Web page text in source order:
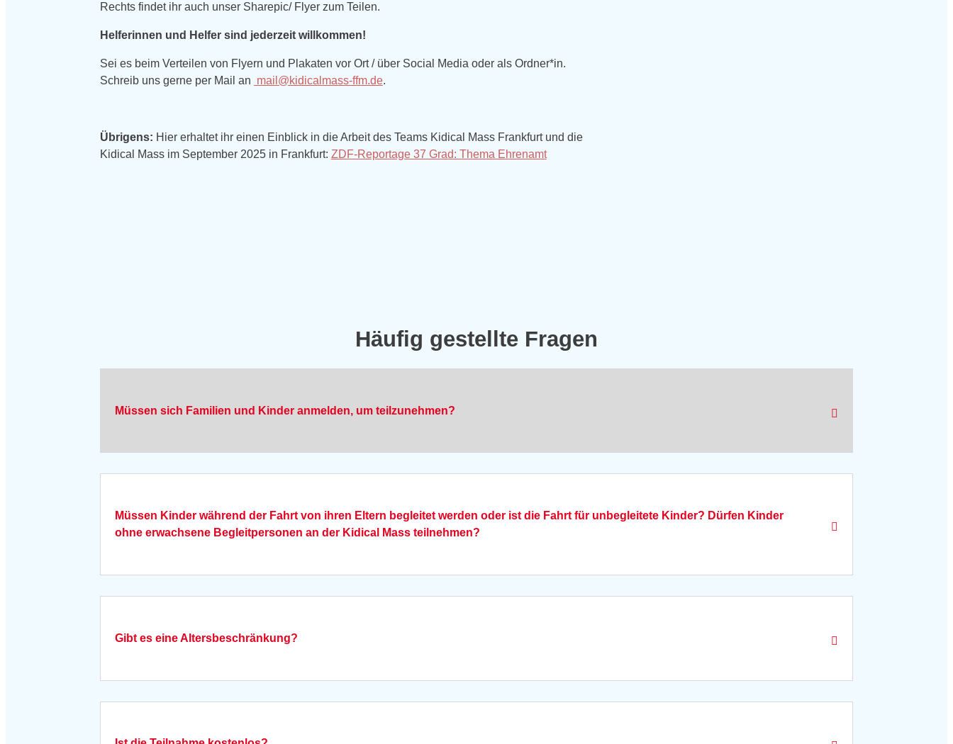
Rechts findet ihr auch unser Sharepic/ Flyer zum Teilen.
Helferinnen und Helfer sind jederzeit willkommen!
Sei es beim Verteilen von Flyern und Plakaten vor Ort / über Social Media oder als Ordner*in.
Schreib uns gerne per Mail an mail@kidicalmass-ffm.de.
Übrigens: Hier erhaltet ihr einen Einblick in die Arbeit des Teams Kidical Mass Frankfurt und die
Kidical Mass im September 2025 in Frankfurt: ZDF-Reportage 37 Grad: Thema Ehrenamt
Häufig gestellte Fragen
Müssen sich Familien und Kinder anmelden, um teilzunehmen?
Müssen Kinder während der Fahrt von ihren Eltern begleitet werden oder ist die Fahrt für unbegleitete Kinder? Dürfen Kinder
ohne erwachsene Begleitpersonen an der Kidical Mass teilnehmen?
Gibt es eine Altersbeschränkung?